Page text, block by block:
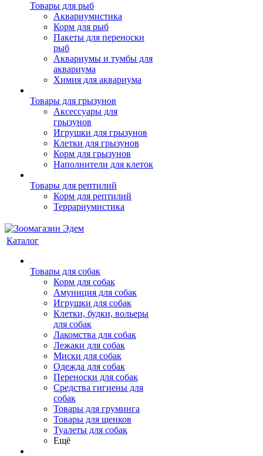
Товары для рыб
Аквариумистика
Корм для рыб
Пакеты для переноски
рыб
Аквариумы и тумбы для
аквариума
Химия для аквариума
Товары для грызунов
Аксессуары для
грызунов
Игрушки для грызунов
Клетки для грызунов
Корм для грызунов
Наполнители для клеток
Товары для рептилий
Корм для рептилий
Террариумистика
Каталог
Товары для собак
Корм для собак
Амуниция для собак
Игрушки для собак
Клетки, будки, вольеры
для собак
Лакомства для собак
Лежаки для собак
Миски для собак
Одежда для собак
Переноски для собак
Средства гигиены для
собак
Товары для груминга
Товары для щенков
Туалеты для собак
Ещё